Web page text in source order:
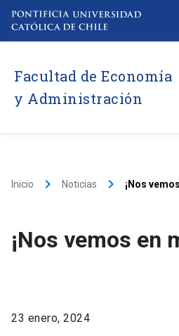
Facultad de Economía
y Administración
Inicio keyboard_arrow_right Noticias keyboard_arrow_right ¡Nos
¡Nos vemos en
23 enero, 2024